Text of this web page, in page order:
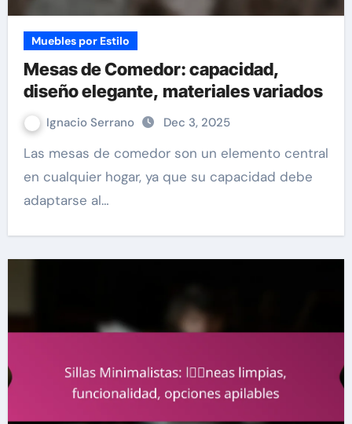
Muebles por Estilo
Mesas de Comedor: capacidad,
diseño elegante, materiales variados
Ignacio Serrano Dec 3, 2025
Las mesas de comedor son un elemento central
en cualquier hogar, ya que su capacidad debe
adaptarse al…